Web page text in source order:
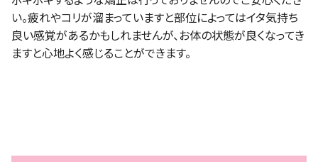
い。疲れやコリが溜まっていますと部位によってはイタ気持ち
良い感覚があるかもしれませんが、お体の状態が良くなってき
ますと心地よく感じることができます。